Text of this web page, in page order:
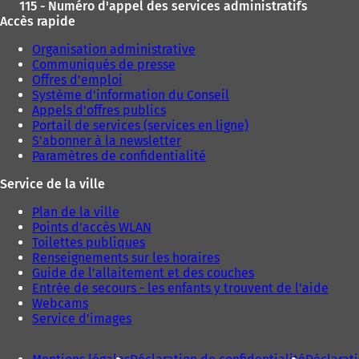
115 - Numéro d'appel des services administratifs
Accès rapide
Organisation administrative
Communiqués de presse
Offres d'emploi
Système d'information du Conseil
Appels d'offres publics
Portail de services (services en ligne)
S'abonner à la newsletter
Paramètres de confidentialité
Service de la ville
Plan de la ville
Points d'accès WLAN
Toilettes publiques
Renseignements sur les horaires
Guide de l'allaitement et des couches
Entrée de secours - les enfants y trouvent de l'aide
Webcams
Service d'images